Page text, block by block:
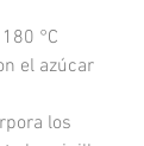
°C
el azúcar
los